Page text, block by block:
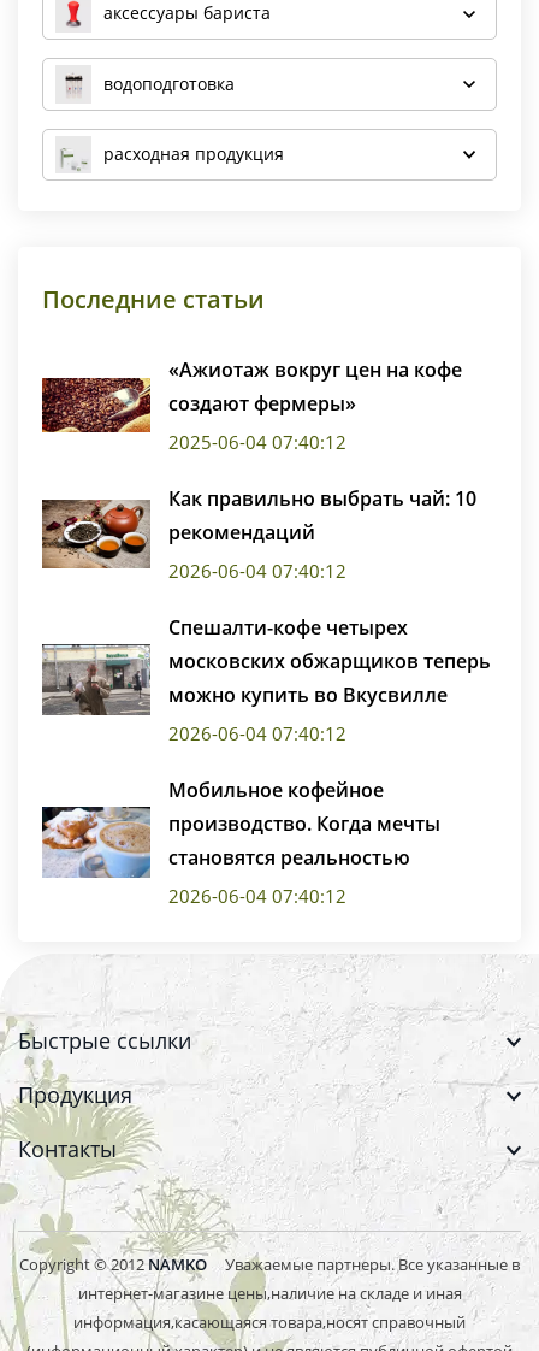
аксессуары бариста
водоподготовка
расходная продукция
Последние статьи
«Ажиотаж вокруг цен на кофе
создают фермеры»
2025-06-04 07:40:12
Как правильно выбрать чай: 10
рекомендаций
2026-06-04 07:40:12
Спешалти-кофе четырех
московских обжарщиков теперь
можно купить во Вкусвилле
2026-06-04 07:40:12
Мобильное кофейное
производство. Когда мечты
становятся реальностью
2026-06-04 07:40:12
Быстрые ссылки
Продукция
Контакты
Copyright © 2012 NAMKO Уважаемые партнеры. Все указанные в
интернет-магазине цены,наличие на складе и иная
информация,касающаяся товара,носят справочный